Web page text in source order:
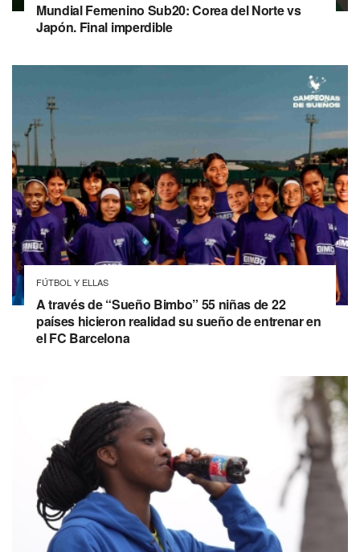
Mundial Femenino Sub20: Corea del Norte vs
Japón. Final imperdible
FÚTBOL Y ELLAS
A través de “Sueño Bimbo” 55 niñas de 22
países hicieron realidad su sueño de entrenar en
el FC Barcelona